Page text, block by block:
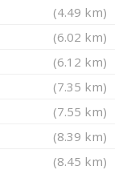
(4.49 km)
(6.02 km)
(6.12 km)
(7.35 km)
(7.55 km)
(8.39 km)
(8.45 km)